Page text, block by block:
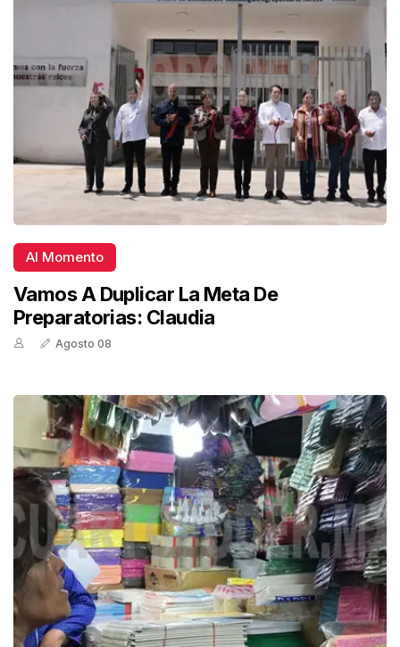
Al Momento
Vamos A Duplicar La Meta De
Preparatorias: Claudia
Agosto 08